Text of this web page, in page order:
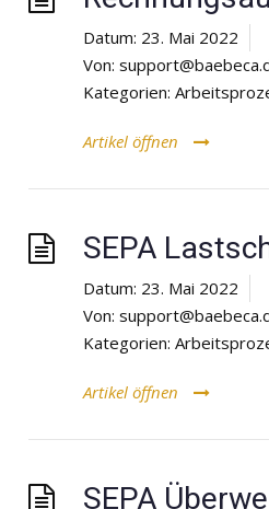
Datum: 23. Mai 2022
Von:
Kategorien:
Artikel öffnen
SEPA
Datum: 23. Mai 2022
Von:
Kategorien:
Artikel öffnen
SEPA